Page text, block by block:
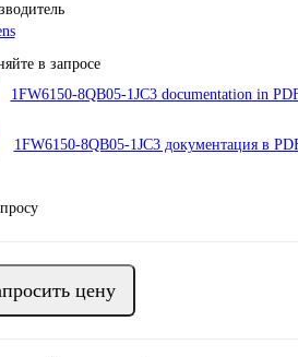
в запросе
1FW6150-8QB05-1JC3 documentation in
1FW6150-8QB05-1JC3 документация в
цену